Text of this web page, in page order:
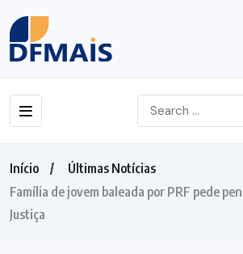
Início
Últimas Notícias
Família de jovem baleada por PRF pede
Justiça